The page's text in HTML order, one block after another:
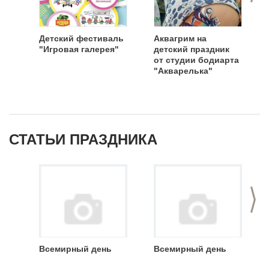
Детский фестиваль
"Игровая галерея"
Аквагрим на
детский праздник
от студии бодиарта
"Акварелька"
СТАТЬИ ПРАЗДНИКА
>
Всемирный день
Всемирный день